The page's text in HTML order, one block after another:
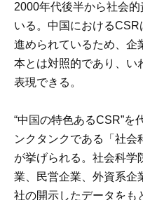
2000年代後半から社会
いる。中国における
進められているため、企
本とは対照的であり、い
表現できる。
“中国の特色あるCSR”を
ンクタンクである「社
が挙げられる。社会科学
業、民営企業、外資系企
社の開示したデータをも